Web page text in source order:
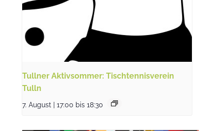
Tullner Aktivsommer: Tischtennisverein
Tulln
7. August | 17:00 bis 18:30